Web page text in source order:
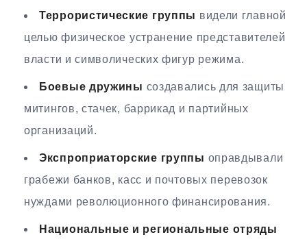
Террористические группы видели главной
целью физическое устранение представителей
власти и символических фигур режима.
Боевые дружины создавались для защиты
митингов, стачек, баррикад и партийных
организаций.
Экспроприаторские группы оправдывали
грабежи банков, касс и почтовых перевозок
нуждами революционного финансирования.
Национальные и региональные отряды